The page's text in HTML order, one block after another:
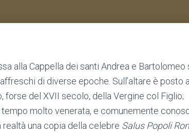
alla Cappella dei santi Andrea e Bartolomeo
di diverse epoche. Sull’altare è posto
forse del XVII secolo, della Vergine col Figlio;
tempo molto venerata, e comunemente
una copia della celebre Salus Popoli